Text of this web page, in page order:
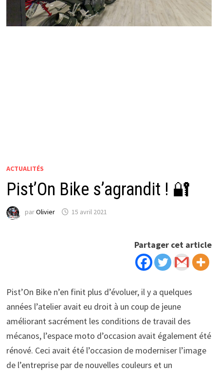
ACTUALITÉS
Pist’On Bike s’agrandit ! 🔐
parOlivier 15 avril 2021
Partager cet article
Pist’On Bike n’en finit plus d’évoluer, il y a quelques
années l’atelier avait eu droit à un coup de jeune
améliorant sacrément les conditions de travail des
mécanos, l’espace moto d’occasion avait également été
rénové. Ceci avait été l’occasion de moderniser l’image
de l’entreprise par de nouvelles couleurs et un